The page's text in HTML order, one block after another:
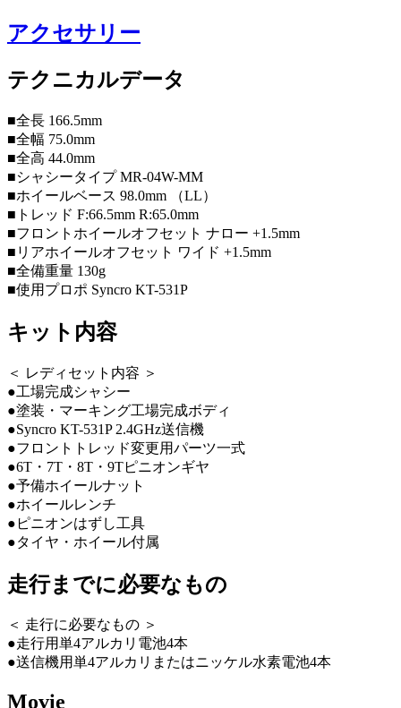
アクセサリー
テクニカルデータ
■全長 166.5mm
■全幅 75.0mm
■全高 44.0mm
■シャシータイプ MR-04W-MM
■ホイールベース 98.0mm （LL）
■トレッド F:66.5mm R:65.0mm
■フロントホイールオフセット ナロー +1.5mm
■リアホイールオフセット ワイド +1.5mm
■全備重量 130g
■使用プロポ Syncro KT-531P
キット内容
＜ レディセット内容 ＞
●工場完成シャシー
●塗装・マーキング工場完成ボディ
●Syncro KT-531P 2.4GHz送信機
●フロントトレッド変更用パーツ一式
●6T・7T・8T・9Tピニオンギヤ
●予備ホイールナット
●ホイールレンチ
●ピニオンはずし工具
●タイヤ・ホイール付属
走行までに必要なもの
＜ 走行に必要なもの ＞
●走行用単4アルカリ電池4本
●送信機用単4アルカリまたはニッケル水素電池4本
Movie